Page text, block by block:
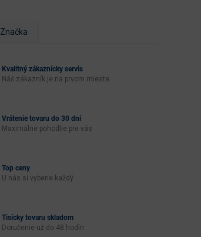
Značka
Kvalitný zákaznícky servis
Náš zákazník je na prvom mieste
Vrátenie tovaru do 30 dní
Maximálne pohodlie pre vás
Top ceny
U nás si vyberie každý
Tisícky tovaru skladom
Doručenie už do 48 hodín